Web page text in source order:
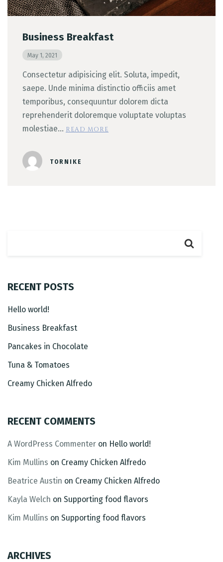
Business Breakfast
May 1, 2021
Consectetur adipisicing elit. Soluta, impedit,
saepe. Unde minima distinctio officiis amet
temporibus, consequuntur dolorem dicta
reprehenderit doloremque voluptate voluptas
molestiae… READ MORE
TORNIKE
RECENT POSTS
Hello world!
Business Breakfast
Pancakes in Chocolate
Tuna & Tomatoes
Creamy Chicken Alfredo
RECENT COMMENTS
A WordPress Commenter on Hello world!
Kim Mullins on Creamy Chicken Alfredo
Beatrice Austin on Creamy Chicken Alfredo
Kayla Welch on Supporting food flavors
Kim Mullins on Supporting food flavors
ARCHIVES
Table Reservation
Person